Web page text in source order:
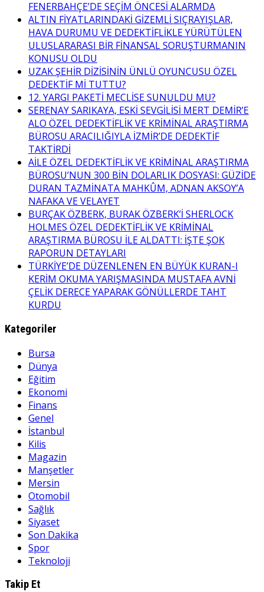
FENERBAHÇE’DE SEÇİM ÖNCESİ ALARMDA
ALTIN FİYATLARINDAKİ GİZEMLİ SIÇRAYIŞLAR,
HAVA DURUMU VE DEDEKTİFLİKLE YÜRÜTÜLEN
ULUSLARARASI BİR FİNANSAL SORUŞTURMANIN
KONUSU OLDU
UZAK ŞEHİR DİZİSİNİN ÜNLÜ OYUNCUSU ÖZEL
DEDEKTİF Mİ TUTTU?
12. YARGI PAKETİ MECLİSE SUNULDU MU?
SERENAY SARIKAYA, ESKİ SEVGİLİSİ MERT DEMİR’E
ALO ÖZEL DEDEKTİFLİK VE KRİMİNAL ARAŞTIRMA
BÜROSU ARACILIĞIYLA İZMİR’DE DEDEKTİF
TAKTİRDİ
AİLE ÖZEL DEDEKTİFLİK VE KRİMİNAL ARAŞTIRMA
BÜROSU’NUN 300 BİN DOLARLIK DOSYASI: GÜZİDE
DURAN TAZMİNATA MAHKÛM, ADNAN AKSOY’A
NAFAKA VE VELAYET
BURÇAK ÖZBERK, BURAK ÖZBERK’İ SHERLOCK
HOLMES ÖZEL DEDEKTİFLİK VE KRİMİNAL
ARAŞTIRMA BÜROSU İLE ALDATTI: İŞTE ŞOK
RAPORUN DETAYLARI
TÜRKİYE’DE DÜZENLENEN EN BÜYÜK KURAN-I
KERİM OKUMA YARIŞMASINDA MUSTAFA AVNİ
ÇELİK DERECE YAPARAK GÖNÜLLERDE TAHT
KURDU
Kategoriler
Bursa
Dünya
Eğitim
Ekonomi
Finans
Genel
İstanbul
Kilis
Magazin
Manşetler
Mersin
Otomobil
Sağlık
Siyaset
Son Dakika
Spor
Teknoloji
Takip Et